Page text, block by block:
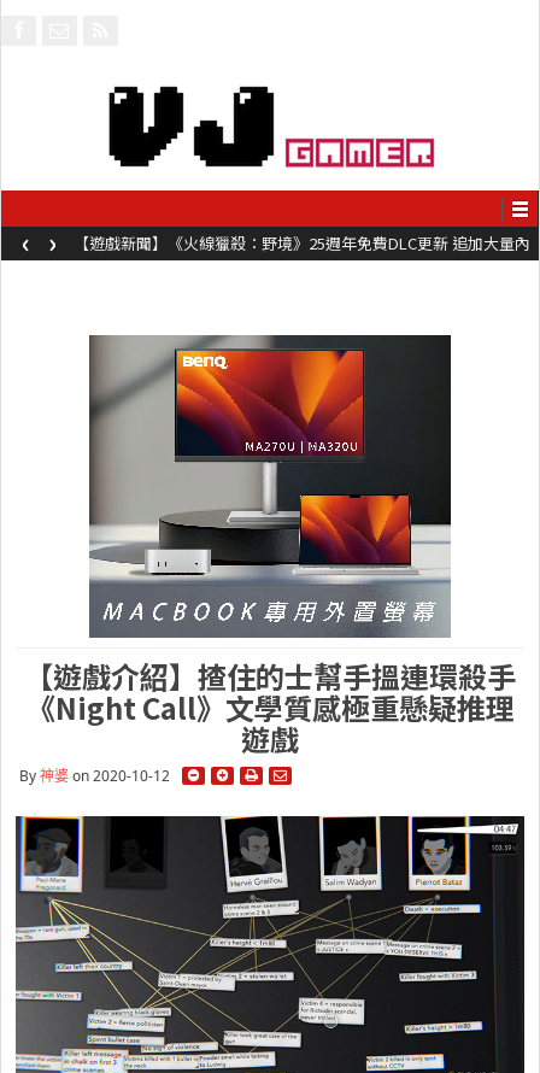
【遊戲新聞】《火線獵殺：野境》25週年免費DLC更新 追加大量內
容同時系舊作限時超平價折扣
‹ ›
【遊戲介紹】揸住的士幫手搵連環殺手
《Night Call》文學質感極重懸疑推理
遊戲
By神婆on 2020-10-12